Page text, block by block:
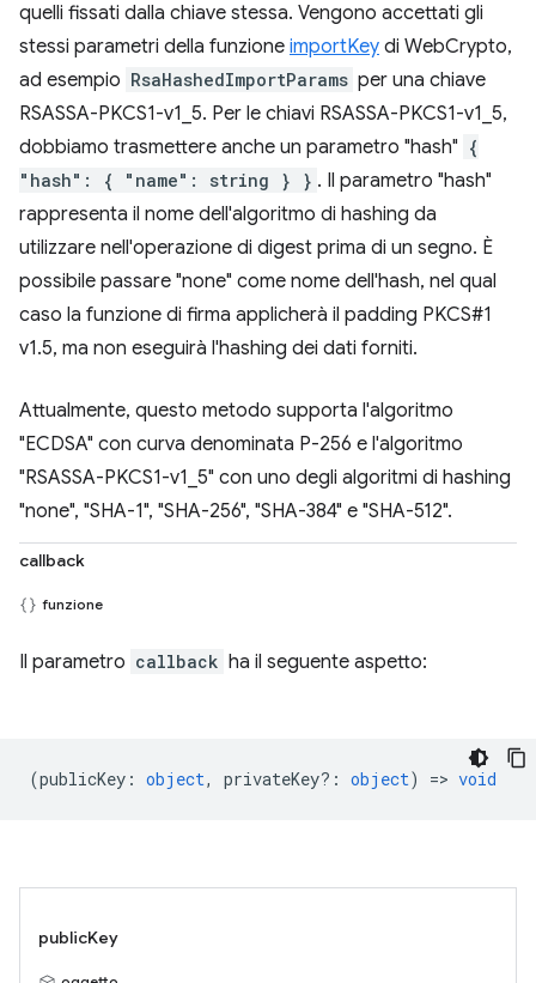
quelli fissati dalla chiave stessa. Vengono accettati gli
stessi parametri della funzione importKey di WebCrypto,
ad esempio RsaHashedImportParams per una chiave
RSASSA-PKCS1-v1_5. Per le chiavi RSASSA-PKCS1-v1_5,
dobbiamo trasmettere anche un parametro "hash" {
"hash": { "name": string } } . Il parametro "hash"
rappresenta il nome dell'algoritmo di hashing da
utilizzare nell'operazione di digest prima di un segno. È
possibile passare "none" come nome dell'hash, nel qual
caso la funzione di firma applicherà il padding PKCS#1
v1.5, ma non eseguirà l'hashing dei dati forniti.
Attualmente, questo metodo supporta l'algoritmo
"ECDSA" con curva denominata P-256 e l'algoritmo
"RSASSA-PKCS1-v1_5" con uno degli algoritmi di hashing
"none", "SHA-1", "SHA-256", "SHA-384" e "SHA-512".
callback
funzione
Il parametro callback ha il seguente aspetto:
(publicKey : object, privateKey? : object) => void
publicKey